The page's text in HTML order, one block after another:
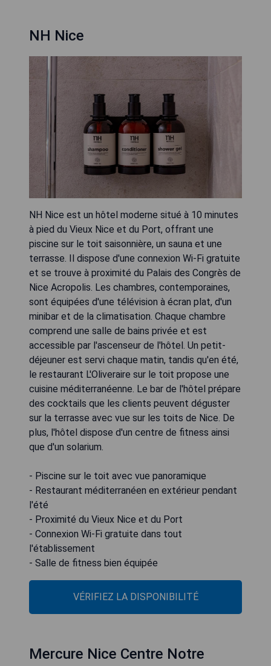
NH Nice
NH Nice est un hôtel moderne situé à 10 minutes
à pied du Vieux Nice et du Port, offrant une
piscine sur le toit saisonnière, un sauna et une
terrasse. Il dispose d'une connexion Wi-Fi gratuite
et se trouve à proximité du Palais des Congrès de
Nice Acropolis. Les chambres, contemporaines,
sont équipées d'une télévision à écran plat, d'un
minibar et de la climatisation. Chaque chambre
comprend une salle de bains privée et est
accessible par l'ascenseur de l'hôtel. Un petit-
déjeuner est servi chaque matin, tandis qu'en été,
le restaurant L'Oliveraire sur le toit propose une
cuisine méditerranéenne. Le bar de l'hôtel prépare
des cocktails que les clients peuvent déguster
sur la terrasse avec vue sur les toits de Nice. De
plus, l'hôtel dispose d'un centre de fitness ainsi
que d'un solarium.
- Piscine sur le toit avec vue panoramique
- Restaurant méditerranéen en extérieur pendant
l'été
- Proximité du Vieux Nice et du Port
- Connexion Wi-Fi gratuite dans tout
l'établissement
- Salle de fitness bien équipée
VÉRIFIEZ LA DISPONIBILITÉ
Mercure Nice Centre Notre